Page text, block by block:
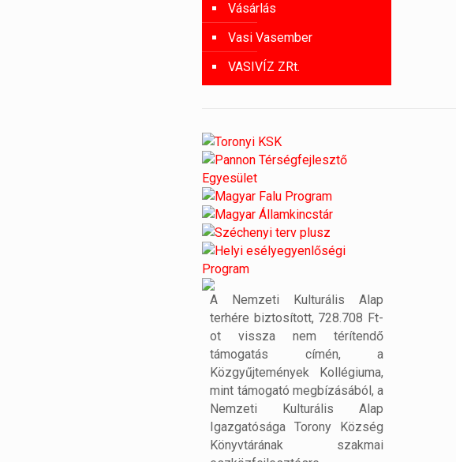
Vásárlás
Vasi Vasember
VASIVÍZ ZRt.
A Nemzeti Kulturális Alap
terhére biztosított, 728.708 Ft-
ot vissza nem térítendő
támogatás címén, a
Közgyűjtemények Kollégiuma,
mint támogató megbízásából, a
Nemzeti Kulturális Alap
Igazgatósága Torony Község
Könyvtárának szakmai